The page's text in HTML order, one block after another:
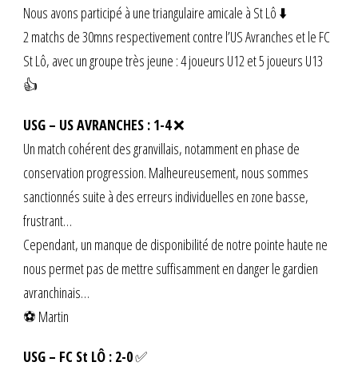
Nous avons participé à une triangulaire amicale à St Lô ⬇️
2 matchs de 30mns respectivement contre l’US Avranches et le FC
St Lô, avec un groupe très jeune : 4 joueurs U12 et 5 joueurs U13
👍
USG – US AVRANCHES : 1-4❌
Un match cohérent des granvillais, notamment en phase de
conservation progression. Malheureusement, nous sommes
sanctionnés suite à des erreurs individuelles en zone basse,
frustrant…
Cependant, un manque de disponibilité de notre pointe haute ne
nous permet pas de mettre suffisamment en danger le gardien
avranchinais…
⚽ Martin
USG – FC St LÔ : 2-0✅